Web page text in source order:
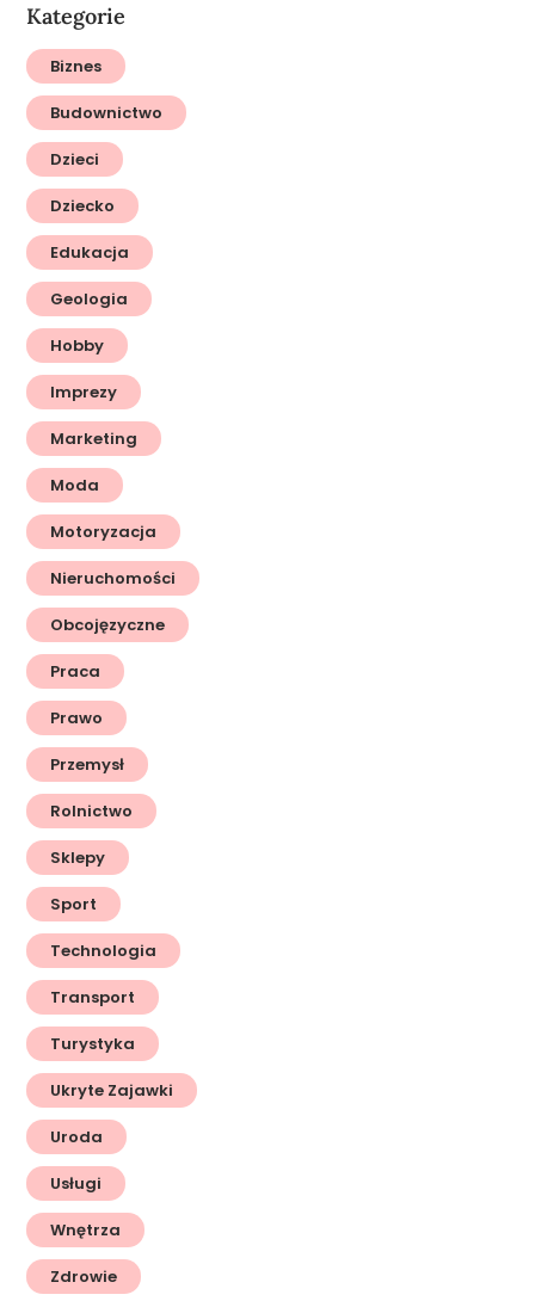
Kategorie
Biznes
Budownictwo
Dzieci
Dziecko
Edukacja
Geologia
Hobby
Imprezy
Marketing
Moda
Motoryzacja
Nieruchomości
Obcojęzyczne
Praca
Prawo
Przemysł
Rolnictwo
Sklepy
Sport
Technologia
Transport
Turystyka
Ukryte Zajawki
Uroda
Usługi
Wnętrza
Zdrowie